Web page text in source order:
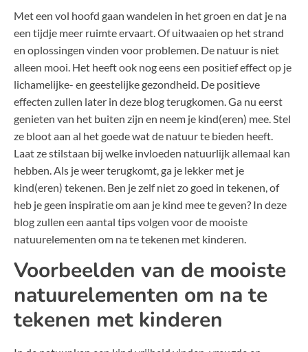
Met een vol hoofd gaan wandelen in het groen en dat je na
een tijdje meer ruimte ervaart. Of uitwaaien op het strand
en oplossingen vinden voor problemen. De natuur is niet
alleen mooi. Het heeft ook nog eens een positief effect op je
lichamelijke- en geestelijke gezondheid. De positieve
effecten zullen later in deze blog terugkomen. Ga nu eerst
genieten van het buiten zijn en neem je kind(eren) mee. Stel
ze bloot aan al het goede wat de natuur te bieden heeft.
Laat ze stilstaan bij welke invloeden natuurlijk allemaal kan
hebben. Als je weer terugkomt, ga je lekker met je
kind(eren) tekenen. Ben je zelf niet zo goed in tekenen, of
heb je geen inspiratie om aan je kind mee te geven? In deze
blog zullen een aantal tips volgen voor de mooiste
natuurelementen om na te tekenen met kinderen.
Voorbeelden van de mooiste
natuurelementen om na te
tekenen met kinderen